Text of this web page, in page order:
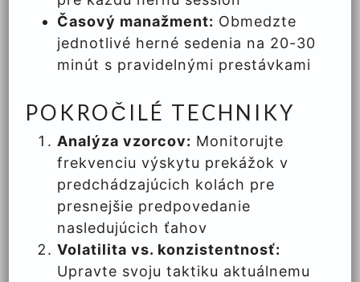
Časový manažment: Obmedzte
jednotlivé herné sedenia na 20-30
minút s pravidelnými prestávkami
POKROČILÉ TECHNIKY
Analýza vzorcov: Monitorujte
frekvenciu výskytu prekážok v
predchádzajúcich kolách pre
presnejšie predpovedanie
nasledujúcich ťahov
Volatilita vs. konzistentnosť:
Upravte svoju taktiku aktuálnemu